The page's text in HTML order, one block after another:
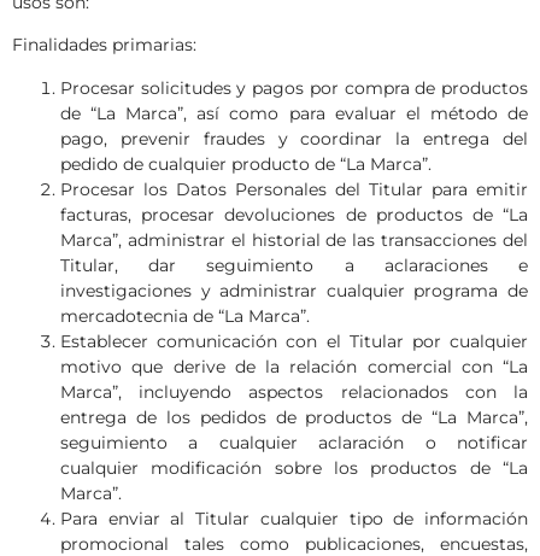
Finalidades primarias:
Procesar solicitudes y pagos por compra de productos
de “La Marca”, así como para evaluar el método de
pago, prevenir fraudes y coordinar la entrega del
pedido de cualquier producto de “La Marca”.
Procesar los Datos Personales del Titular para emitir
facturas, procesar devoluciones de productos de “La
Marca”, administrar el historial de las transacciones del
Titular, dar seguimiento a aclaraciones e
investigaciones y administrar cualquier programa de
mercadotecnia de “La Marca”.
Establecer comunicación con el Titular por cualquier
motivo que derive de la relación comercial con “La
Marca”, incluyendo aspectos relacionados con la
entrega de los pedidos de productos de “La Marca”,
seguimiento a cualquier aclaración o notificar
cualquier modificación sobre los productos de “La
Marca”.
Para enviar al Titular cualquier tipo de información
promocional tales como publicaciones, encuestas,